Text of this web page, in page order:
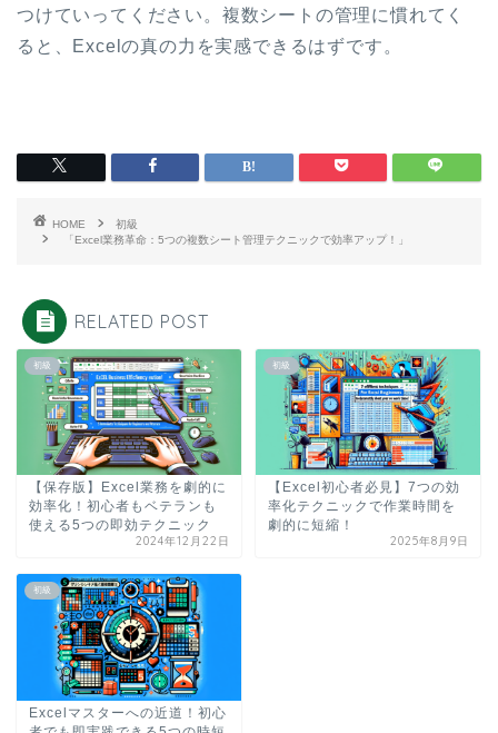
つけていってください。複数シートの管理に慣れてく
ると、Excelの真の力を実感できるはずです。
HOME
初級
「Excel業務革命：5つの複数シート管理テクニックで効率アップ！」
RELATED POST
初級
【保存版】Excel業務を劇的に
効率化！初心者もベテランも
使える5つの即効テクニック
2024年12月22日
初級
【Excel初心者必見】7つの効
率化テクニックで作業時間を
劇的に短縮！
2025年8月9日
初級
Excelマスターへの近道！初心